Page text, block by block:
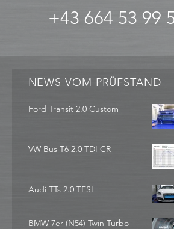
+43 664 53 99
NEWS VOM PRÜFSTAND
Ford Transit 2.0 Custom
VW Bus T6 2.0 TDI CR
Audi TTs 2.0 TFSI
BMW 7er (N54) Twin Turbo